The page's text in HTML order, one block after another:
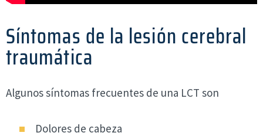
Síntomas de la lesión cerebral
traumática
Algunos síntomas frecuentes de una LCT son
Dolores de cabeza